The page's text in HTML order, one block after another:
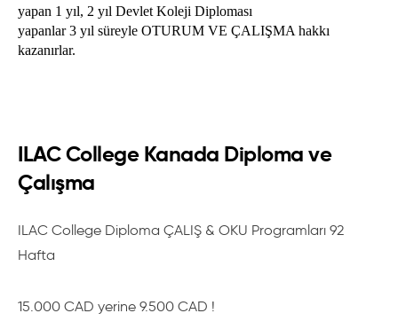
Ilac Kanada uzun yıllardır gerek verdiği dil eğitimleri gerekse
mesleki eğitimleriyle adından övgüyle söz ettirmektedir.
kalitesi, eğitmen kadrosunun çeşitliliği, program içerikleri ve
belgeleridir. Ilac International College’a başvuran öğrenciler
İngilizce bilgilerini yeterli seviyeye ulaştırmak adına aldıkları
eğitimden sonra sertifika programlarına başlayabilmektedir. Dil
öğrencilerinin tüm ihtiyaçlarına çözüm sunmaktadır.
Kanada’da sertifika ve diploma programlarının
okuludur. İngilizcesi Diploma yada
yapan 1 yıl, 2 yıl Devlet Koleji Diploması
yapanlar 3 yıl süreyle OTURUM VE ÇALIŞMA hakkı
kazanırlar.
ILAC College Kanada Diploma ve
Çalışma
ILAC College Diploma ÇALIŞ & OKU Programları 92
Hafta
15.000 CAD yerine 9.500 CAD !